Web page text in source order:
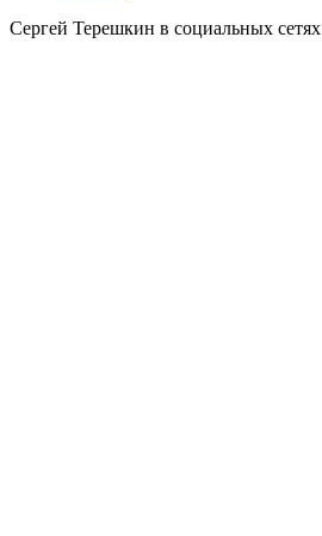
Сергей Терешкин в социальных сетях